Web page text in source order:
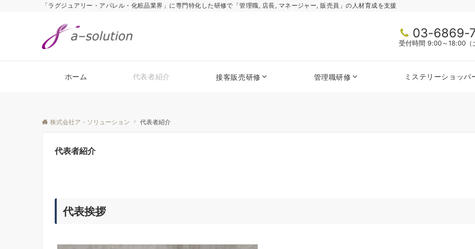
「ラグジュアリー・アパレル・化粧品業界」に専門特化した研修で「管理職, 店長, マネージャー, 販売員」の人材育成を支援
03-6869-
受付時間 9:00～18:00（
ホーム 代表者紹介 接客販売研修 管理職研修 ミステリーショッパ
株式会社ア・ソリューション 代表者紹介
代表者紹介
代表挨拶